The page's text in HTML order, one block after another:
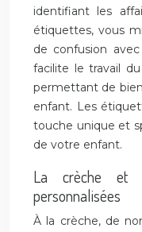
identifiant les
étiquettes, vous
de confusion
facilite le travail
permettant de
enfant. Les
touche unique et
de votre enfant.
La crèche et
personnalisées
À la crèche, de